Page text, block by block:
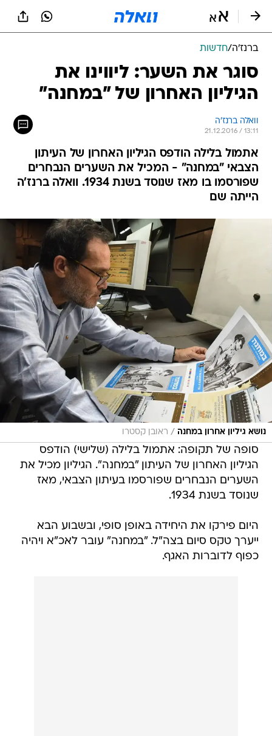
ברנז'ה/חדשות
סוגר את השער: ליווינו את
הגיליון האחרון של "במחנה"
וואלה ברנז'ה
21.12.2016 / 13:11
אתמול בלילה הודפס הגיליון האחרון של העיתון
הצבאי "במחנה" - המכיל את השערים הנבחרים
שפורסמו בו מאז שנוסד בשנת 1934. וואלה ברנז'ה
הייתה שם
נושא גיליון אחרון במחנה / ראובן קסטרו
סופה של תקופה: אתמול בלילה (שלישי) הודפס
הגיליון האחרון של העיתון "במחנה". הגיליון מכיל את
השערים הנבחרים שפורסמו בעיתון הצבאי, מאז
שנוסד בשנת 1934.
היום פירקו את היחידה באופן סופי, ובשבוע הבא
ייערך טקס סיום בצה"ל. "במחנה" עובר לאכ"א ויהיה
כפוף לדוברות האגף.